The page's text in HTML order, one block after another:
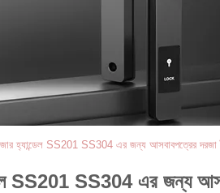
হ্যান্ডেল SS201 SS304 এর জন্য আসবাবপত্রের দরজা
SS201 SS304 এর জন্য